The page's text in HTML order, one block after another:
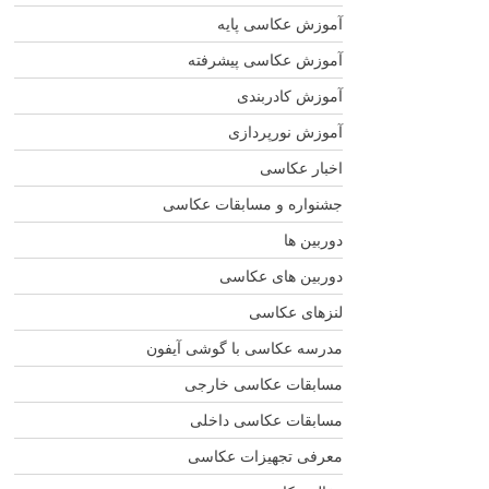
آموزش عکاسی پایه
آموزش عکاسی پیشرفته
آموزش کادربندی
آموزش نورپردازی
اخبار عکاسی
جشنواره و مسابقات عکاسی
دوربین ها
دوربین های عکاسی
لنزهای عکاسی
مدرسه عکاسی با گوشی آیفون
مسابقات عکاسی خارجی
مسابقات عکاسی داخلی
معرفی تجهیزات عکاسی